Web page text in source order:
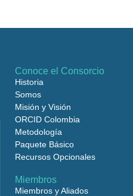
Conoce el Consorcio
Historia
Somos
Misión y Visión
ORCID Colombia
Metodología
Paquete Básico
Recursos Opcionales
Miembros
Miembros y Aliados